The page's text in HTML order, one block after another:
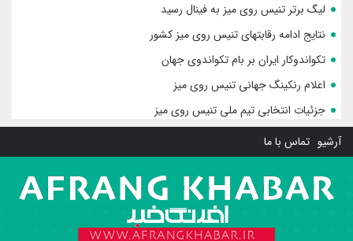
لیگ برتر تنیس روی میز به فینال رسید
نتایج ادامه رقابتهای تنیس روی میز کشور
تکواندوکار ایران بر بام تکواندوی جهان
اعلام رنکینگ جهانی تنیس روی میز
جزئیات انتخابی تیم ملی تنیس روی میز
آرشیو تماس با ما